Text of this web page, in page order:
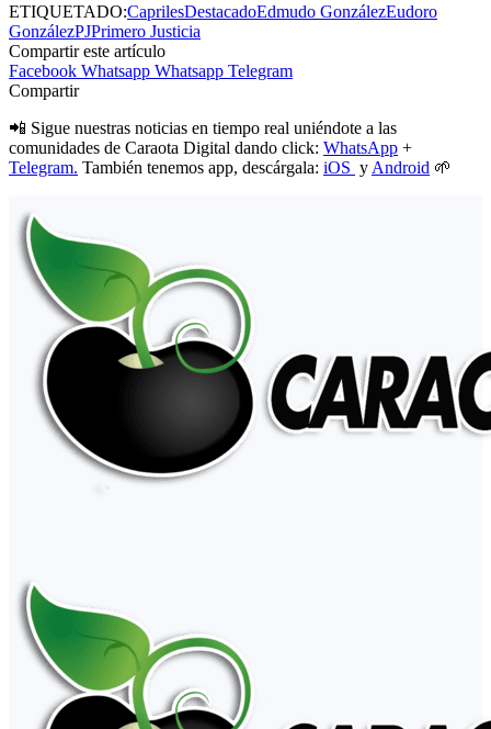
ETIQUETADO:CaprilesDestacadoEdmudo GonzálezEudoro
GonzálezPJPrimero Justicia
Compartir este artículo
Facebook Whatsapp Whatsapp Telegram
Compartir
📲 Sigue nuestras noticias en tiempo real uniéndote a las
comunidades de Caraota Digital dando click: WhatsApp +
Telegram. También tenemos app, descárgala: iOS y Android 🌱